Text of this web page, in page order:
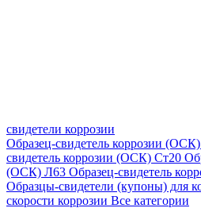
свидетели коррозии
Образец-свидетель коррозии
свидетель коррозии (ОСК) Ст20
(ОСК) Л63 Образец-свидетель
Образцы-свидетели (купоны) для
скорости коррозии Все категории